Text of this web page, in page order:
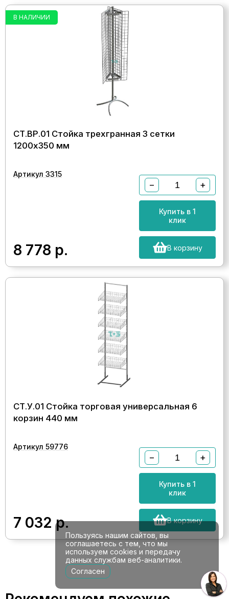
В НАЛИЧИИ
СТ.ВР.01 Стойка трехгранная 3 сетки
1200х350 мм
Артикул 3315
8 778 р.
− +
Купить в 1
клик
В корзину
СТ.У.01 Стойка торговая универсальная 6
корзин 440 мм
Артикул 59776
7 032р.
− +
Купить в 1
клик
В корзину
Пользуясь нашим сайтов, вы
соглашаетесь с тем, что мы
используем cookies и передачу
данных службам веб-аналитики.
Согласен